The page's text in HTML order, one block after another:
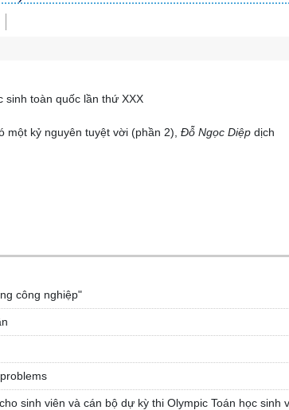
sinh toàn quốc lần thứ XXX
một kỷ nguyên tuyệt vời (phần 2),Đỗ Ngọc Diệp dịch
công nghiệp"
sinh viên và cán bộ dự kỳ thi Olympic Toán học sinh